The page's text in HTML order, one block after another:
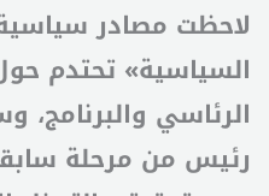
لاحظت مصادر سياسية
السياسية» تحتدم
الرئاسي
رئيس من مرحلة